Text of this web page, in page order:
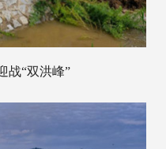
战“双洪峰”